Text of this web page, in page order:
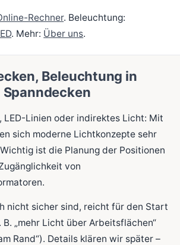
Rechner. Beleuchtung:
. Mehr: Über uns.
Beleuchtung in
Spanndecken
LED-Linien oder indirektes Licht: Mit
sich moderne Lichtkonzepte sehr
ist die Planung der Positionen
von
nicht sicher sind, reicht für den Start
„mehr Licht über Arbeitsflächen“
Rand“). Details klären wir später –